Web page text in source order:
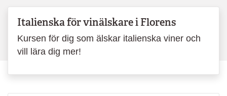
Italienska för vinälskare i Florens
Kursen för dig som älskar italienska viner och
vill lära dig mer!